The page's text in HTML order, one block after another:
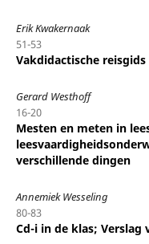
Erik Kwakernaak
51-53
Vakdidactische reisgids
Gerard Westhoff
16-20
Mesten en meten in
verschillende dingen
Annemiek Wesseling
80-83
Cd-i in de klas;